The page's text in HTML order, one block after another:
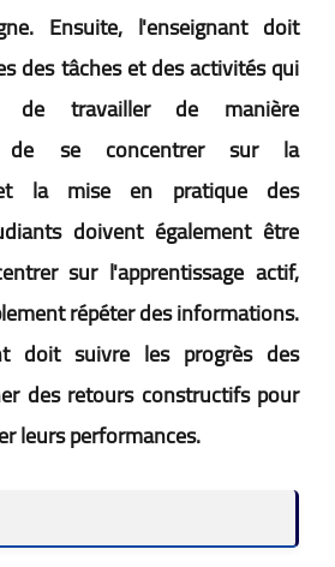
Ensuite, l'enseignant doit
des tâches et des activités qui
de travailler de manière
de se concentrer sur la
et la mise en pratique des
doivent également être
sur l'apprentissage actif,
répéter des informations.
doit suivre les progrès des
des retours constructifs pour
leurs performances.